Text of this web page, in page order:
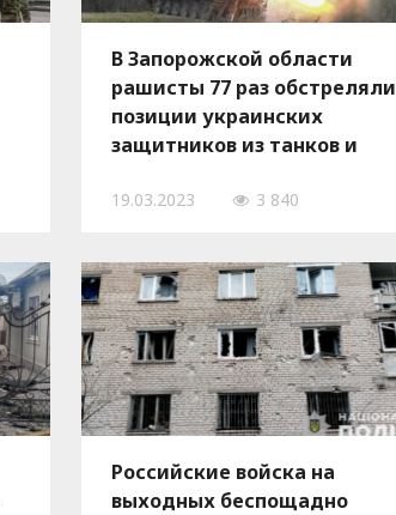
В Запорожской области
рашисты 77 раз обстреляли
позиции украинских
защитников из танков и
19.03.2023 3 840
Российские войска на
выходных беспощадно